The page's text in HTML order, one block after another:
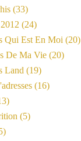
(33)
(24)
Qui Est En Moi (20)
De Ma Vie (20)
Land (19)
(16)
(5)